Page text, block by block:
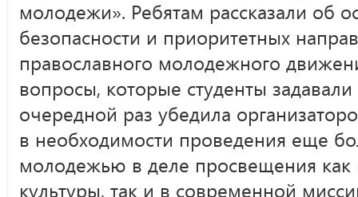
молодежи». Ребятам рассказали об
безопасности и приоритетных
православного молодежного
вопросы, которые студенты
очередной раз убедила
в необходимости проведения еще
молодежью в деле просвещения как
культуры, так и в современной